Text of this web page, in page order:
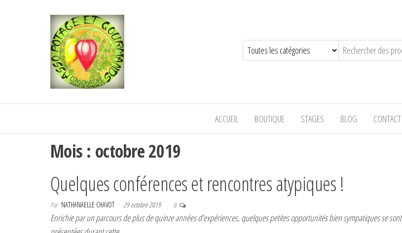
ACCUEIL BOUTIQUE STAGES BLOG CONTACT
Mois : octobre 2019
Quelques conférences et rencontres atypiques !
Par NATHANAELLE CHAVOT 29 octobre 2019 0
Enrichie par un parcours de plus de quinze années d’expériences, quelques petites opportunités bien sympatiques se sont